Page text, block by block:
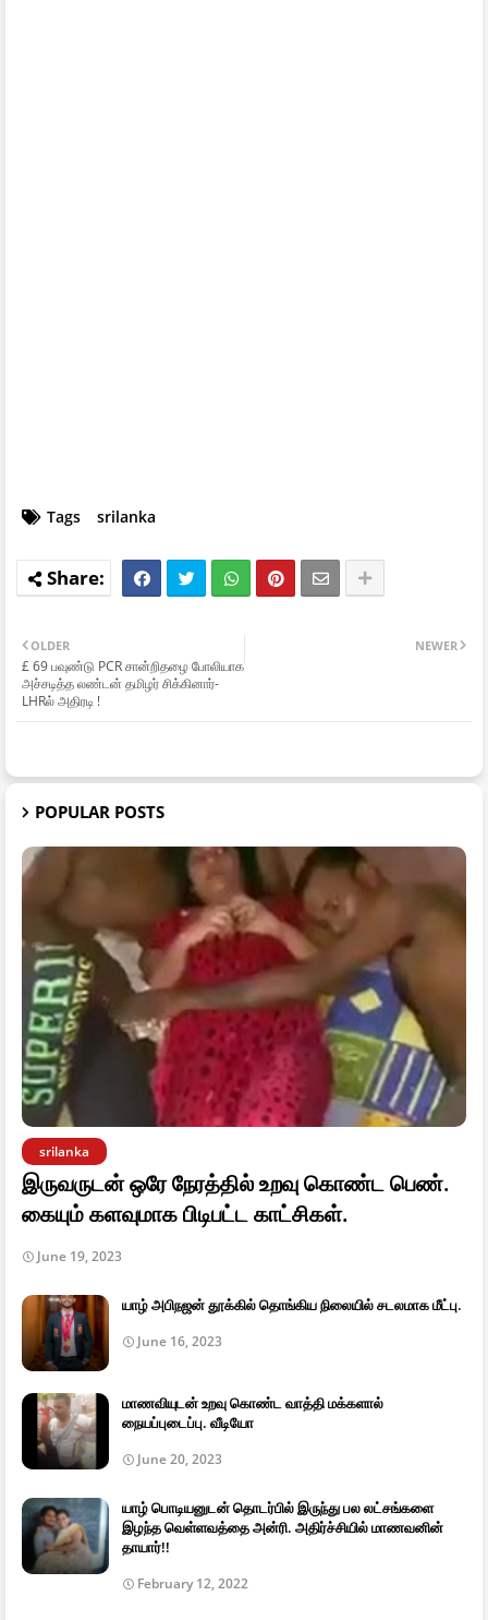
Tags srilanka
NEWER
OLDER
£ 69 பவுண்டு PCR சான்றிதழை போலியாக
அச்சடித்த லண்டன் தமிழர் சிக்கினார்-
LHRல் அதிரடி !
POPULAR POSTS
srilanka
இருவருடன் ஒரே நேரத்தில் உறவு கொண்ட பெண்.
கையும் களவுமாக பிடிபட்ட காட்சிகள்.
June 19, 2023
யாழ் அபிநஜன் தூக்கில் தொங்கிய நிலையில் சடலமாக மீட்பு.
June 16, 2023
மாணவியுடன் உறவு கொண்ட வாத்தி மக்களால்
நையப்புடைப்பு. வீடியோ
June 20, 2023
யாழ் பொடியனுடன் தொடர்பில் இருந்து பல லட்சங்களை
இழந்த வெள்ளவத்தை அன்ரி. அதிர்ச்சியில் மாணவனின்
தாயார்!!
February 12, 2022